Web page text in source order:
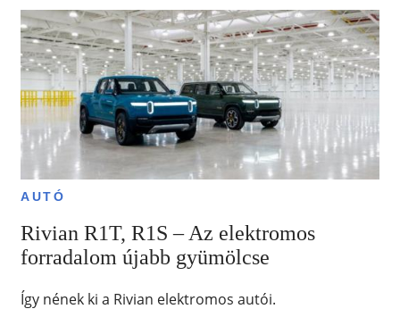
AUTÓ
Rivian R1T, R1S – Az elektromos
forradalom újabb gyümölcse
Így nének ki a Rivian elektromos autói.